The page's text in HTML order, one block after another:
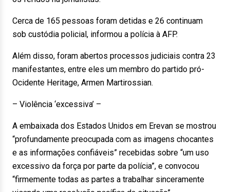
Cerca de 165 pessoas foram detidas e 26 continuam
sob custódia policial, informou a polícia à AFP.
Além disso, foram abertos processos judiciais contra 23
manifestantes, entre eles um membro do partido pró-
Ocidente Heritage, Armen Martirossian.
– Violência ‘excessiva’ –
A embaixada dos Estados Unidos em Erevan se mostrou
“profundamente preocupada com as imagens chocantes
e as informações confiáveis” recebidas sobre “um uso
excessivo da força por parte da polícia”, e convocou
“firmemente todas as partes a trabalhar sinceramente